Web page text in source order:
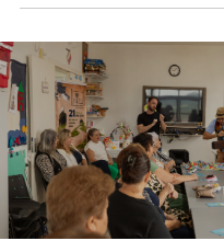
Alto Vale
Companhia Cobaia
projeto de
Ituporanga,
Terezinha